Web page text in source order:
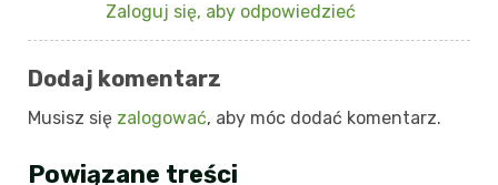
Zaloguj się, aby odpowiedzieć
Dodaj komentarz
Musisz się zalogować, aby móc dodać komentarz.
Powiązane treści